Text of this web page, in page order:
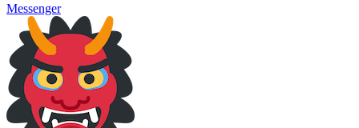
Messenger